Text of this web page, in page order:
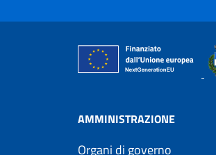
AMMINISTRAZIONE
Organi di governo